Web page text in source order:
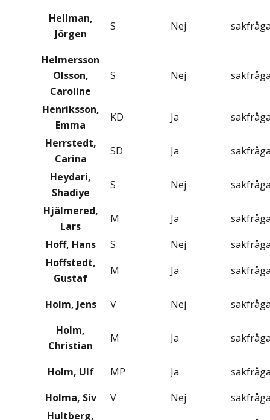
Hellman,
Jörgen
S Nej
Helmersson
Olsson,
Caroline
S Nej
Henriksson,
Emma
KD Ja
Herrstedt,
Carina
SD Ja
Heydari,
Shadiye
S Nej
Hjälmered,
Lars
M Ja
Hoff, Hans
S Nej
Hoffstedt,
Gustaf
M Ja
Holm, Jens V Nej
Holm,
Christian
M Ja
Holm, Ulf MP Ja
Holma, Siv
V Nej
Hultberg,